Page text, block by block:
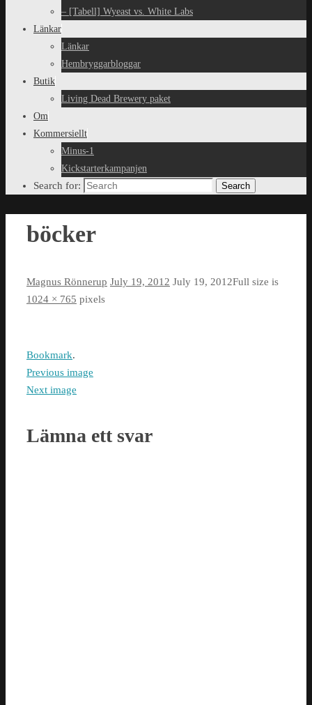
– [Tabell] Wyeast vs. White Labs
Länkar
Länkar
Hembryggarbloggar
Butik
Living Dead Brewery paket
Om
Kommersiellt
Minus-1
Kickstarterkampanjen
Search for: Search
böcker
Magnus Rönnerup July 19, 2012 July 19, 2012Full size is
1024 × 765 pixels
Bookmark.
Previous image
Next image
Lämna ett svar